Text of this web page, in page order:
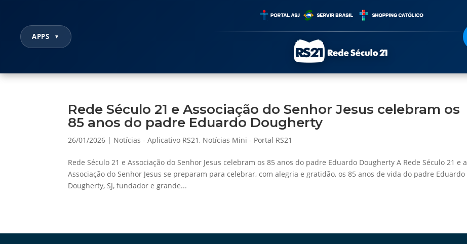
APPS ▼
Rede Século 21 e Associação do Senhor Jesus celebram os
85 anos do padre Eduardo Dougherty
26/01/2026 | Notícias - Aplicativo RS21, Notícias Mini - Portal RS21
Rede Século 21 e Associação do Senhor Jesus celebram os 85 anos do padre Eduardo Dougherty A Rede Século 21 e a
Associação do Senhor Jesus se preparam para celebrar, com alegria e gratidão, os 85 anos de vida do padre Eduardo
Dougherty, SJ, fundador e grande...